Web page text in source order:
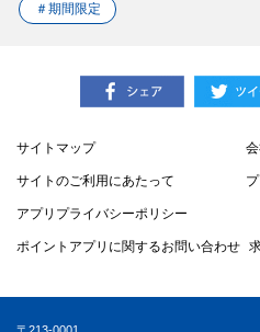
＃期間限定
サイトマップ
サイトのご利用にあたって
アプリプライバシーポリシー
ポイントアプリに関するお問い合わせ